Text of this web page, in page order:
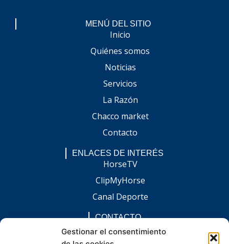
Gestionar el consentimiento
MENÚ DEL SITIO
Inicio
Quiénes somos
Noticias
Servicios
La Razón
Chacco market
Contacto
ENLACES DE INTERÉS
HorseTV
ClipMyHorse
Canal Deporte
CONTACTO
comunicacion@chaccoinfo.com